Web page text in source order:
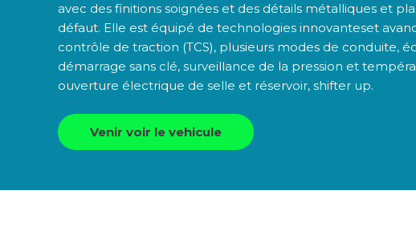
avec des finitions soignées et des détails métalliques et
défaut. Elle est équipé de technologies innovanteset
contrôle de traction (TCS), plusieurs modes de conduite,
démarrage sans clé, surveillance de la pression et
ouverture électrique de selle et réservoir, shifter up.
Venir voir le vehicule